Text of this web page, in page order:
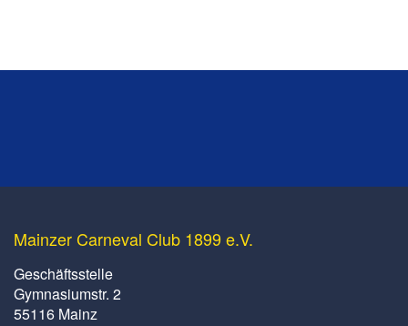
Mainzer Carneval Club 1899 e.V.
Geschäftsstelle
Gymnasiumstr. 2
55116 Mainz